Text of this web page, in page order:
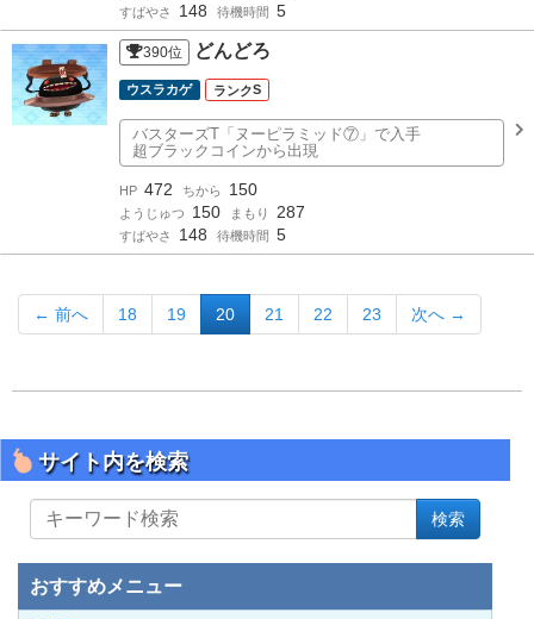
すばやさ 148 待機時間 5
390位 どんどろ
ウスラカゲ S
バスターズT「ヌーピラミッド⑦」で入手
超ブラックコインから出現
HP 472 ちから 150
ようじゅつ 150 まもり 287
すばやさ 148 待機時間 5
← 前へ 18 19 20 21 22 23 次へ →
サイト内を検索
イ
内
を
検索
おすすめメニュー